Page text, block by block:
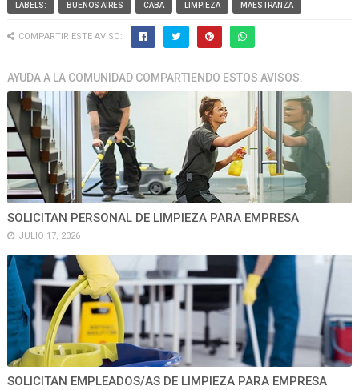
LABELS: BUENOS AIRES CABA LIMPIEZA MAESTRANZA
COMPARTIR ESTE AVISO:
AYUDA A LA COMUNIDAD COMPARTIENDO ESTOS AVISOS.
SOLICITAN PERSONAL DE LIMPIEZA PARA EMPRESA
JULIO 17, 2026
SOLICITAN EMPLEADOS/AS DE LIMPIEZA PARA EMPRESA